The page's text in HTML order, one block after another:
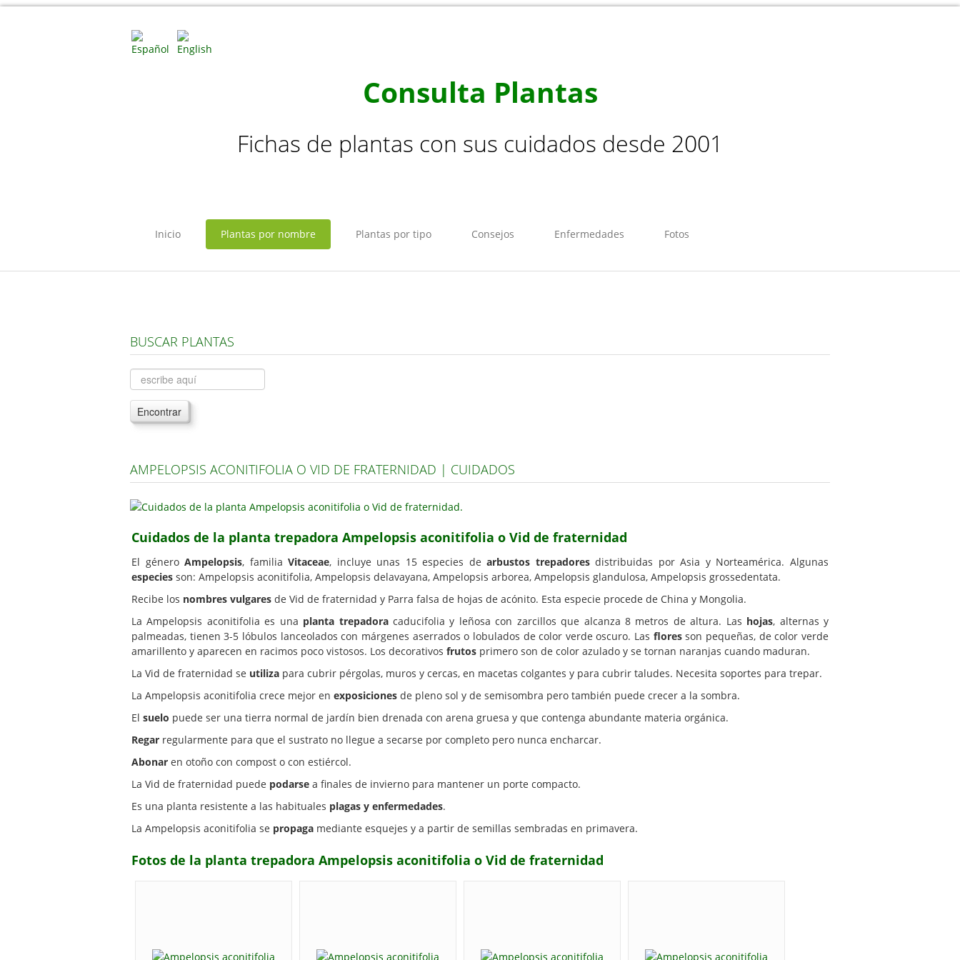
Consulta Plantas
Fichas de plantas con sus cuidados desde 2001
Inicio Plantas por nombre Plantas por tipo Consejos Enfermedades Fotos
BUSCAR PLANTAS
Encontrar
AMPELOPSIS ACONITIFOLIA O VID DE FRATERNIDAD | CUIDADOS
Cuidados de la planta trepadora Ampelopsis aconitifolia o Vid de fraternidad
El géneroAmpelopsis, familiaVitaceae, incluye unas 15 especies dearbustos trepadoresdistribuidas por Asia y Norteamérica. Algunas
especies son: Ampelopsis aconitifolia, Ampelopsis delavayana, Ampelopsis arborea, Ampelopsis glandulosa, Ampelopsis grossedentata.
Recibe los nombres vulgares de Vid de fraternidad y Parra falsa de hojas de acónito. Esta especie procede de China y Mongolia.
La Ampelopsis aconitifolia es una planta trepadoracaducifolia y leñosa con zarcillos que alcanza 8 metros de altura. Las hojas, alternas y
palmeadas, tienen 3-5 lóbulos lanceolados con márgenes aserrados o lobulados de color verde oscuro. Las floresson pequeñas, de color verde
amarillento y aparecen en racimos poco vistosos. Los decorativos frutos primero son de color azulado y se tornan naranjas cuando maduran.
La Vid de fraternidad se utiliza para cubrir pérgolas, muros y cercas, en macetas colgantes y para cubrir taludes. Necesita soportes para trepar.
La Ampelopsis aconitifolia crece mejor en exposiciones de pleno sol y de semisombra pero también puede crecer a la sombra.
El suelo puede ser una tierra normal de jardín bien drenada con arena gruesa y que contenga abundante materia orgánica.
Regar regularmente para que el sustrato no llegue a secarse por completo pero nunca encharcar.
Abonar en otoño con compost o con estiércol.
La Vid de fraternidad puede podarse a finales de invierno para mantener un porte compacto.
Es una planta resistente a las habituales plagas y enfermedades.
La Ampelopsis aconitifolia se propaga mediante esquejes y a partir de semillas sembradas en primavera.
Fotos de la planta trepadora Ampelopsis aconitifolia o Vid de fraternidad